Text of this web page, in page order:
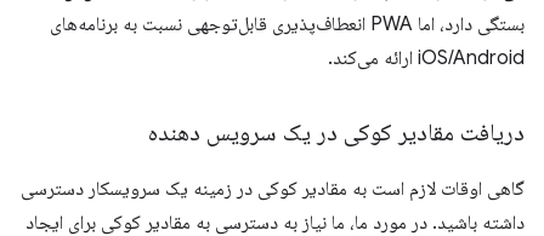
بستگی دارد، اما PWA انعطاف‌پذیری قابل‌توجهی نسبت به برنامه‌های
iOS/Android ارائه می‌کند.
دریافت مقادیر کوکی در یک سرویس دهنده
گاهی اوقات لازم است به مقادیر کوکی در زمینه یک سرویسکار دسترسی
داشته باشید. در مورد ما، ما نیاز به دسترسی به مقادیر کوکی برای ایجاد